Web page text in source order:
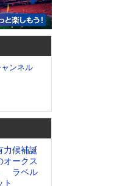
ャンネル
力候補誕
オークス
ラベル
ト